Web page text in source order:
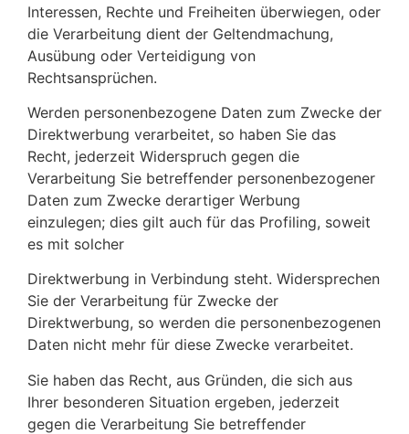
Interessen, Rechte und Freiheiten überwiegen, oder
die Verarbeitung dient der Geltendmachung,
Ausübung oder Verteidigung von
Rechtsansprüchen.
Werden personenbezogene Daten zum Zwecke der
Direktwerbung verarbeitet, so haben Sie das
Recht, jederzeit Widerspruch gegen die
Verarbeitung Sie betreffender personenbezogener
Daten zum Zwecke derartiger Werbung
einzulegen; dies gilt auch für das Profiling, soweit
es mit solcher
Direktwerbung in Verbindung steht. Widersprechen
Sie der Verarbeitung für Zwecke der
Direktwerbung, so werden die personenbezogenen
Daten nicht mehr für diese Zwecke verarbeitet.
Sie haben das Recht, aus Gründen, die sich aus
Ihrer besonderen Situation ergeben, jederzeit
gegen die Verarbeitung Sie betreffender